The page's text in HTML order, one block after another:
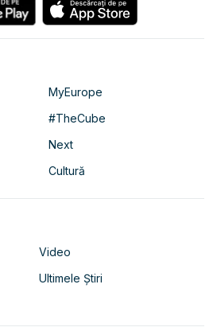
MyEurope
#TheCube
Next
Cultură
Video
Ultimele Știri